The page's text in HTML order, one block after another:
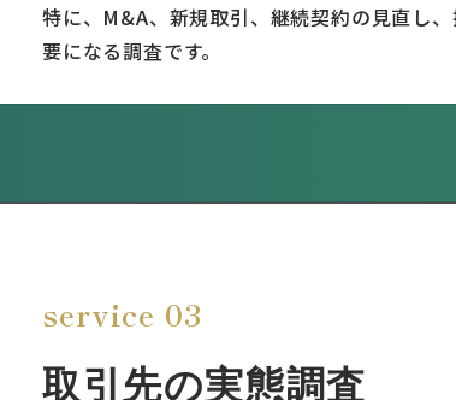
特に、M&A、新規取引、継続契約の見直し
要になる調査です。
相手先の信用確認に
service 03
取引先の実態調査